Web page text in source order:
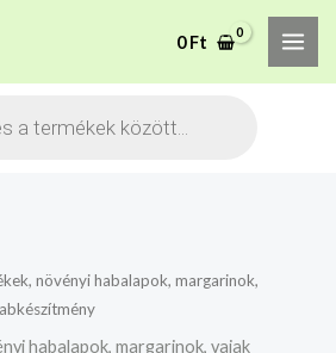
0Ft
növényi habalapok, margarinok,
habalapok, margarinok, vajak
Megértettem